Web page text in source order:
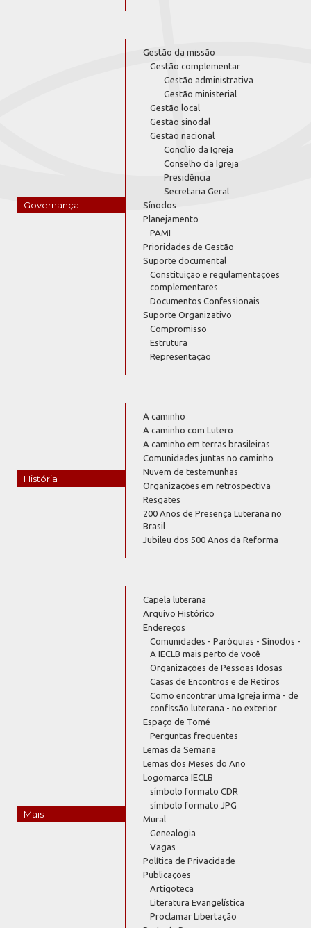
Governança
Gestão da missão
Gestão complementar
Gestão administrativa
Gestão ministerial
Gestão local
Gestão sinodal
Gestão nacional
Concílio da Igreja
Conselho da Igreja
Presidência
Secretaria Geral
Sínodos
Planejamento
PAMI
Prioridades de Gestão
Suporte documental
Constituição e regulamentações
complementares
Documentos Confessionais
Suporte Organizativo
Compromisso
Estrutura
Representação
História
A caminho
A caminho com Lutero
A caminho em terras brasileiras
Comunidades juntas no caminho
Nuvem de testemunhas
Organizações em retrospectiva
Resgates
200 Anos de Presença Luterana no
Brasil
Jubileu dos 500 Anos da Reforma
Mais
Capela luterana
Arquivo Histórico
Endereços
Comunidades - Paróquias - Sínodos -
A IECLB mais perto de você
Organizações de Pessoas Idosas
Casas de Encontros e de Retiros
Como encontrar uma Igreja irmã - de
confissão luterana - no exterior
Espaço de Tomé
Perguntas frequentes
Lemas da Semana
Lemas dos Meses do Ano
Logomarca IECLB
símbolo formato CDR
símbolo formato JPG
Mural
Genealogia
Vagas
Política de Privacidade
Publicações
Artigoteca
Literatura Evangelística
Proclamar Libertação